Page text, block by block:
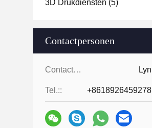
3D Drukdiensten (5)
Contactpersonen
Contactpersonen: Lyn
Tel.:: +8618926459278